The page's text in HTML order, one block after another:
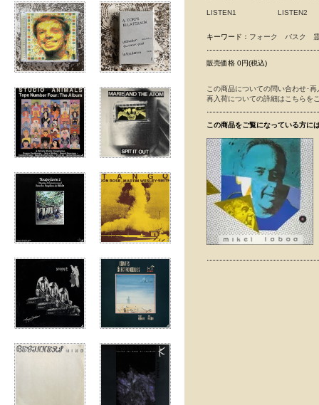
LISTEN1 LISTEN2
キーワード： フォーク バスク
販売価格 0円(税込)
この商品についての問い合わせ･
再入荷についての詳細はこちらを
この商品をご覧になっている方に